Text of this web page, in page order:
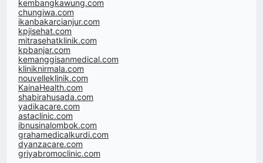
kembangkawung.com
chungiwa.com
ikanbakarcianjur.com
kpjisehat.com
mitrasehatklinik.com
kpbanjar.com
kemanggisanmedical.com
kliniknirmala.com
nouvelleklinik.com
KainaHealth.com
shabirahusada.com
yadikacare.com
astaclinic.com
ibnusinalombok.com
grahamedicalkurdi.com
dyanzacare.com
griyabromoclinic.com